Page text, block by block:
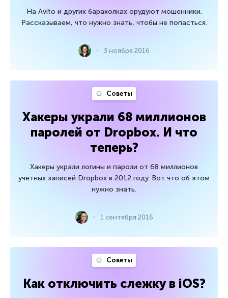
На Avito и других барахолках орудуют мошенники.
Рассказываем, что нужно знать, чтобы не попасться.
3 ноября 2016
Советы
Хакеры украли 68 миллионов
паролей от Dropbox. И что
теперь?
Хакеры украли логины и пароли от 68 миллионов
учетных записей Dropbox в 2012 году. Вот что об этом
нужно знать.
1 сентября 2016
Советы
Как отключить слежку в iOS?